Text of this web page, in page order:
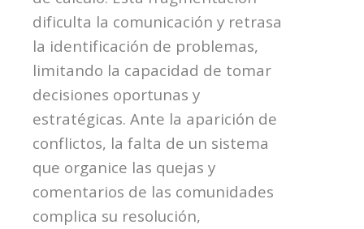
dificulta la comunicación y retrasa
la identificación de problemas,
limitando la capacidad de tomar
decisiones oportunas y
estratégicas. Ante la aparición de
conflictos, la falta de un sistema
que organice las quejas y
comentarios de las comunidades
complica su resolución,